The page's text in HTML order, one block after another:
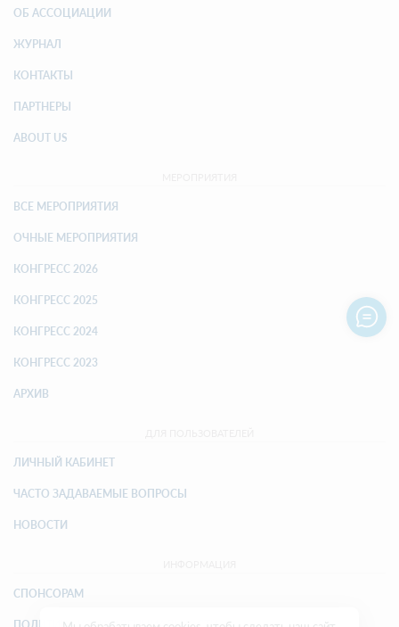
ОБ АССОЦИАЦИИ
ЖУРНАЛ
КОНТАКТЫ
ПАРТНЕРЫ
ABOUT US
ВСЕ МЕРОПРИЯТИЯ
ОЧНЫЕ МЕРОПРИЯТИЯ
КОНГРЕСС 2026
КОНГРЕСС 2025
КОНГРЕСС 2024
КОНГРЕСС 2023
АРХИВ
ЛИЧНЫЙ КАБИНЕТ
ЧАСТО ЗАДАВАЕМЫЕ ВОПРОСЫ
НОВОСТИ
СПОНСОРАМ